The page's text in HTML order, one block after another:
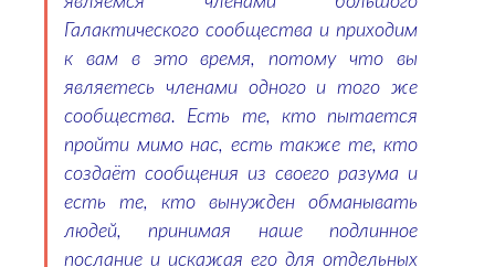
Галактического сообщества и приходим
к вам в это время, потому что вы
являетесь членами одного и того же
сообщества. Есть те, кто пытается
пройти мимо нас, есть также те, кто
создаёт сообщения из своего разума и
есть те, кто вынужден обманывать
людей, принимая наше подлинное
послание и искажая его для отдельных